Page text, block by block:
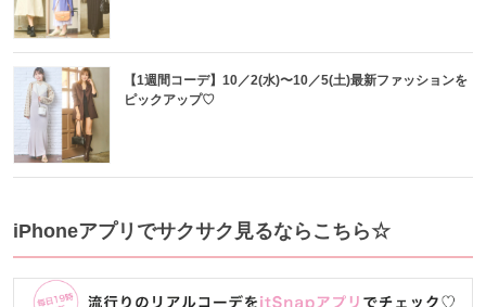
【1週間コーデ】10／2(水)〜10／5(土)最新ファッションを
ピックアップ♡
iPhoneアプリでサクサク見るならこちら☆